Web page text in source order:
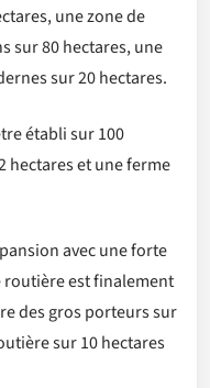
une zone de
sur 80 hectares, une
sur 20 hectares.
établi sur 100
hectares et une ferme
avec une forte
est finalement
des gros porteurs sur
sur 10 hectares